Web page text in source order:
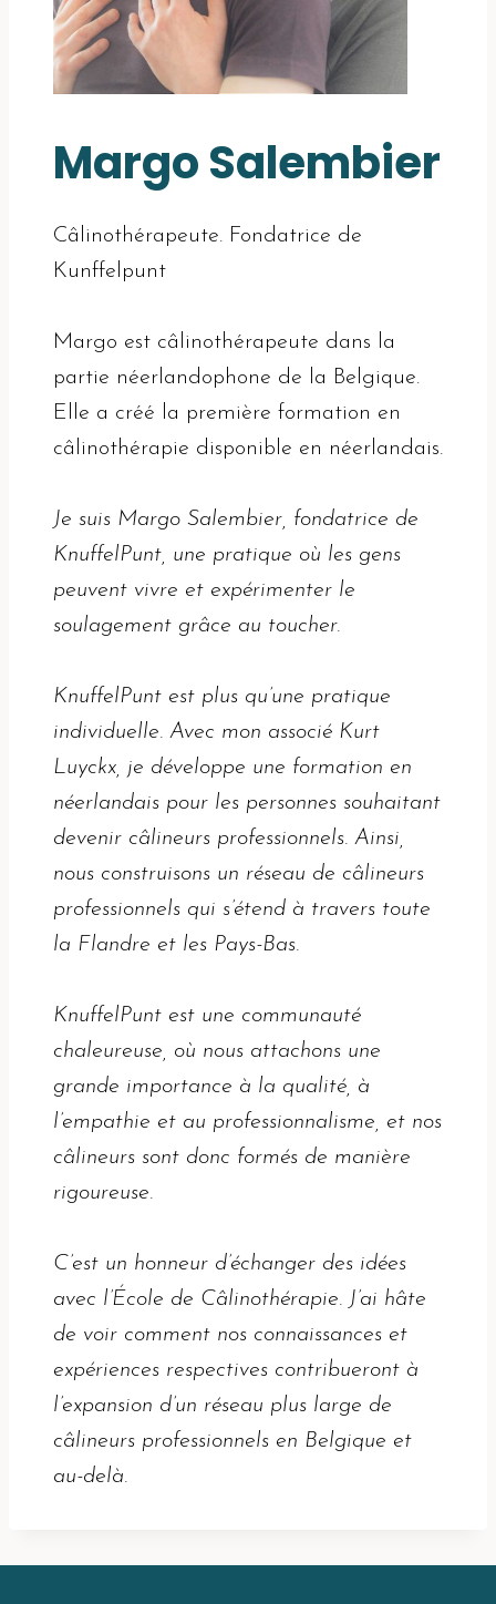
Margo Salembier
Câlinothérapeute. Fondatrice de
Kunffelpunt
Margo est câlinothérapeute dans la
partie néerlandophone de la Belgique.
Elle a créé la première formation en
câlinothérapie disponible en néerlandais.
Je suis Margo Salembier, fondatrice de
KnuffelPunt, une pratique où les gens
peuvent vivre et expérimenter le
soulagement grâce au toucher.
KnuffelPunt est plus qu’une pratique
individuelle. Avec mon associé Kurt
Luyckx, je développe une formation en
néerlandais pour les personnes souhaitant
devenir câlineurs professionnels. Ainsi,
nous construisons un réseau de câlineurs
professionnels qui s’étend à travers toute
la Flandre et les Pays-Bas.
KnuffelPunt est une communauté
chaleureuse, où nous attachons une
grande importance à la qualité, à
l’empathie et au professionnalisme, et nos
câlineurs sont donc formés de manière
rigoureuse.
C’est un honneur d’échanger des idées
avec l’École de Câlinothérapie. J’ai hâte
de voir comment nos connaissances et
expériences respectives contribueront à
l’expansion d’un réseau plus large de
câlineurs professionnels en Belgique et
au-delà.